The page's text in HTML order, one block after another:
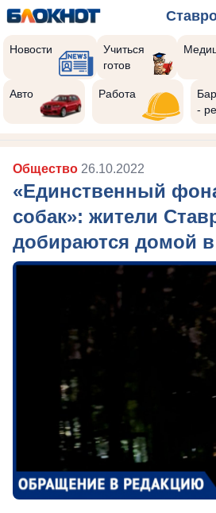
Новости
Учиться
готов
Авто Работа
-
Общество 26.10.2022
«Единственный
собак»: жители
добираются домой в